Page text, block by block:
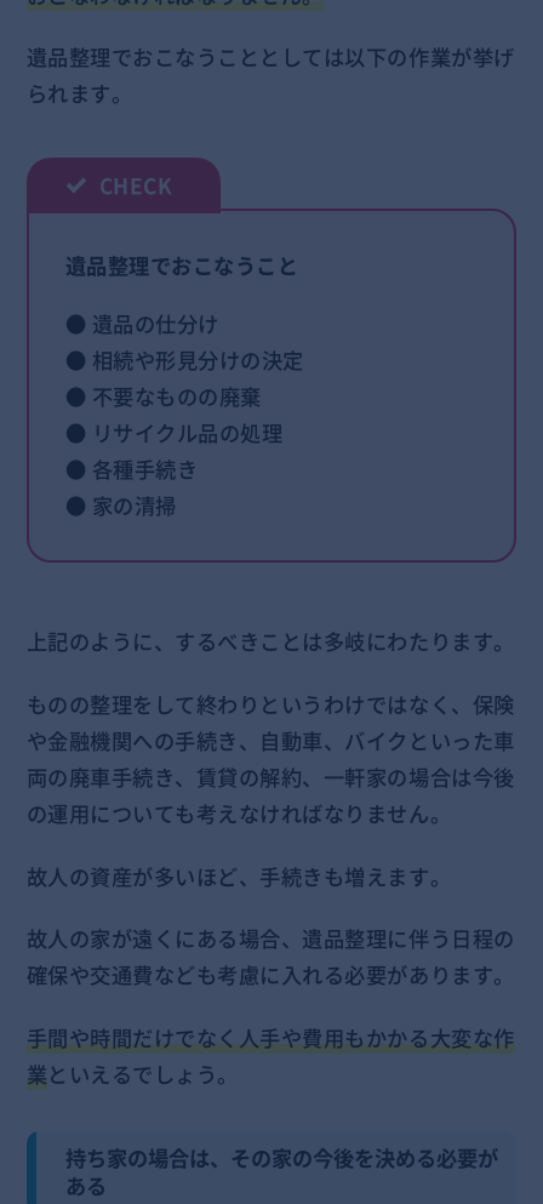
遺品整理でおこなうこととしては以下の作業が挙げ
られます。
遺品整理でおこなうこと
● 遺品の仕分け
● 相続や形見分けの決定
● 不要なものの廃棄
● リサイクル品の処理
● 各種手続き
● 家の清掃
上記のように、するべきことは多岐にわたります。
ものの整理をして終わりというわけではなく、保険
や金融機関への手続き、自動車、バイクといった車
両の廃車手続き、賃貸の解約、一軒家の場合は今後
の運用についても考えなければなりません。
故人の資産が多いほど、手続きも増えます。
故人の家が遠くにある場合、遺品整理に伴う日程の
確保や交通費なども考慮に入れる必要があります。
手間や時間だけでなく人手や費用もかかる大変な作
業といえるでしょう。
持ち家の場合は、その家の今後を決める必要が
ある